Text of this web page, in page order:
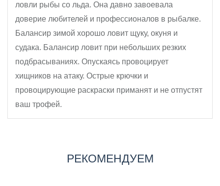
ловли рыбы со льда. Она давно завоевала
доверие любителей и профессионалов в рыбалке.
Балансир зимой хорошо ловит щуку, окуня и
судака. Балансир ловит при небольших резких
подбрасываниях. Опускаясь провоцирует
хищников на атаку. Острые крючки и
провоцирующие раскраски приманят и не отпустят
ваш трофей.
РЕКОМЕНДУЕМ